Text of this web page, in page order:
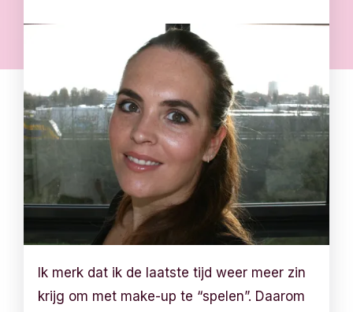
Ik merk dat ik de laatste tijd weer meer zin
krijg om met make-up te “spelen”. Daarom